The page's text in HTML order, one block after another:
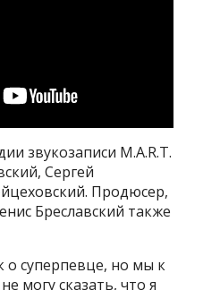
звукозаписи M.A.R.T.
Сергей
Продюсер,
Бреславский также
о суперпевце, но мы к
могу сказать, что я